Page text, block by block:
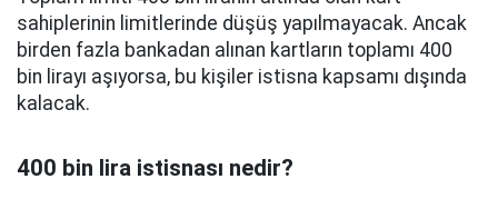
sahiplerinin limitlerinde düşüş yapılmayacak. Ancak
birden fazla bankadan alınan kartların toplamı 400
bin lirayı aşıyorsa, bu kişiler istisna kapsamı dışında
kalacak.
400 bin lira istisnası nedir?